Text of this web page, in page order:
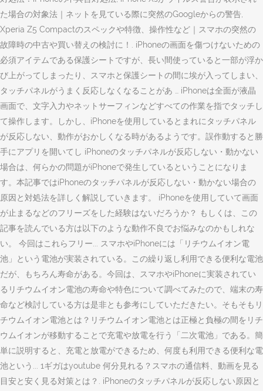
た場合の対象法｜ネットを見ている際に突然のGoogleからの警告,
Xperia Z5 Compactのスペックや特徴、操作性など｜スマホの突然の
故障時の中古や買い替えの検討に！. iPhoneの画面を傷つけないための
必須アイテムである保護シートですが、長い間使っていると一部が浮か
び上がってしまったり、スマホと保護シートの間に埃が入ってしまい、
タッチパネルがうまく反応しなくなることがあ … iPhoneは全面が液晶
画面で、文字入力やネットサーフィンなどすべての作業を指でタッチし
て操作します。しかし、iPhoneを使用しているとまれにタッチパネル
が反応しない、動作がおかしくなる時があるようです。誤作動すると勝
手にアプリを開いてし iPhoneのタッチパネルが反応しない・動かない
場合は、何らかの問題がiPhoneで発生しているということになりま
す。本記事ではiPhoneのタッチパネルが反応しない・動かない場合の
原因と対処法を詳しく解説していきます。 iPhoneを使用していて画面
が止まるなどのフリーズをした経験はないだろうか？ もしくは、この
記事を読んでいる方は以下のような動作不良でお悩みなのかもしれな
い。 今回はこれらフリー... スマホやiPhoneには「リチウムイオン電
池」という電池が実装されている。この繰り返し利用できる便利な電池
だが、もちろん寿命がある。今回は、スマホやiPhoneに実装されてい
るリチウムイオン電池の寿命や特色について調べてみたので、端末の寿
命など検討している方は是非とも参考にしていただきたい。そもそもリ
チウムイオン電池とは？リチウムイオン電池とは正極と負極の間をリチ
ウムイオンが移動することで充電や放電を行う「二次電池」である。簡
単に説明すると、充電と放電ができるため、何度も利用できる便利な電
池という... 1ギガはyoutube 何分見れる？スマホの通信料、動画を見る
目安と安く見る対策とは？. iPhoneのタッチパネルが反応しない原因と